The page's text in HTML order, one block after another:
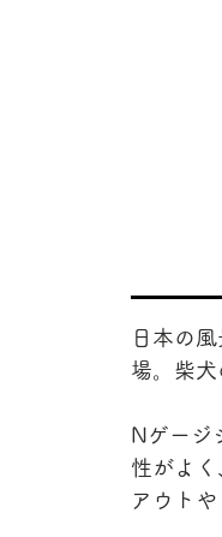
日本の
場。柴
Nゲージ
性がよ
アウト